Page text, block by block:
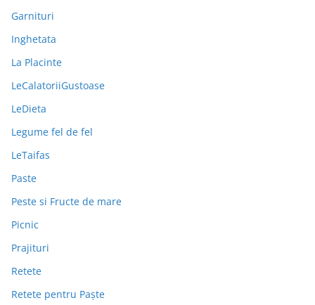
Garnituri
Inghetata
La Placinte
LeCalatoriiGustoase
LeDieta
Legume fel de fel
LeTaifas
Paste
Peste si Fructe de mare
Picnic
Prajituri
Retete
Retete pentru Paște